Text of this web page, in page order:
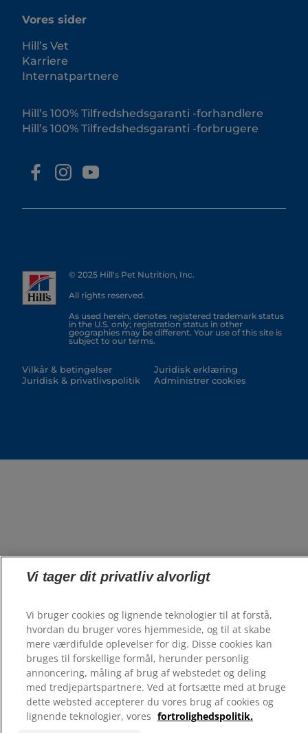
Vores sider
Hill’s Vet
Karriere
Internatpartnere
Hill’s 100% Tilfredshedsgaranti -forhandlere
Hill’s 100% Tilfredshedsgaranti -forbrugere
© 2025 Hill's Pet Nutrition, Inc.
All rights reserved.
As used herein, denotes registered trademark status
in the U.S. only; registration status in other
geographies may be different. Your use of this site is
subject to our terms.
Vilkår & betingelser
Juridisk & privatlivspolitik
Juridisk erklæring
Administrer cookies
Vi tager dit privatliv alvorligt
Vi bruger cookies og lignende teknologier til at forstå,
hvordan du bruger vores hjemmeside, og til at skabe
mere værdifulde oplevelser for dig. Disse cookies kan
bruges til forskellige formål, herunder personlig
annoncering, måling af brug af webstedet og deling
med tredjepartspartnere. Ved at fortsætte med at bruge
dette websted accepterer du vores brug af cookies og
lignende teknologier, vores fortrolighedspolitik.